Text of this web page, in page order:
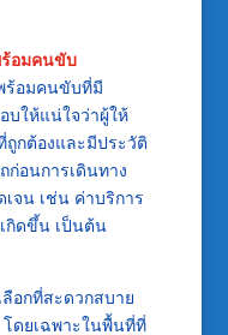
อมคนขับ
ร้อมคนขับที่มี
ให้แน่ใจว่าผู้ให้
กต้องและมีประวัติ
ก่อนการเดินทาง
เจน เช่น ค่าบริการ
กิดขึ้น เป็นต้น
ลือกที่สะดวกสบาย
โดยเฉพาะในพื้นที่ที่